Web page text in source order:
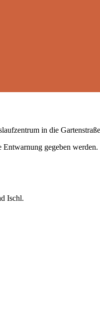
in die
gegeben werden.
Ischl.